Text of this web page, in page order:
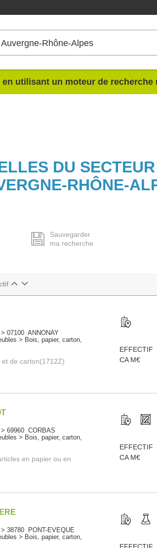
Auvergne-Rhône-Alpes
utilisant un moteur de
DU
RHÔNE-
Sauvegarder
ma recherche
07100 ANNONAY
> Bois, papier, carton,
de carton(1712Z)
EFFECTIF
CA M€
> 69960 CORBAS
> Bois, papier, carton,
en papier ou en
EFFECTIF
CA M€
38780 PONT-EVEQUE
> Bois, papier, carton,